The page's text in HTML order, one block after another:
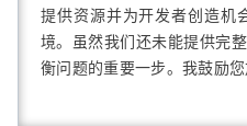
提供资源并为开发者创造机
境。虽然我们还未能提供完
衡问题的重要一步。我鼓励